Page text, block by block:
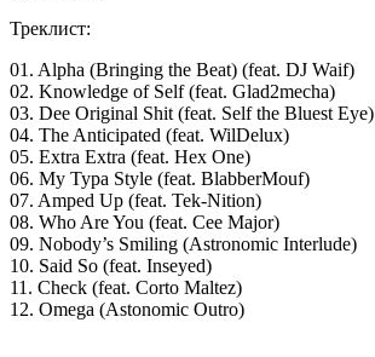
Треклист:
01. Alpha (Bringing the Beat) (feat. DJ Waif)
02. Knowledge of Self (feat. Glad2mecha)
03. Dee Original Shit (feat. Self the Bluest Eye)
04. The Anticipated (feat. WilDelux)
05. Extra Extra (feat. Hex One)
06. My Typa Style (feat. BlabberMouf)
07. Amped Up (feat. Tek-Nition)
08. Who Are You (feat. Cee Major)
09. Nobody’s Smiling (Astronomic Interlude)
10. Said So (feat. Inseyed)
11. Check (feat. Corto Maltez)
12. Omega (Astonomic Outro)